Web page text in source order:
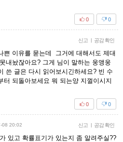
0
0
신고 | 공감 확인
쁜 이유를 묻는데 그거에 대해서도 제대
내놨잖아요? 그게 님이 말하는 웅앵웅
쓴 글은 다시 읽어보시긴하세요? 빈 수
터 되돌아보세요 뭐 되는양 지껄이시지
0
0
08 20:02 신고 | 공감 확인
있고 확률표기가 있는지 좀 알려주실??